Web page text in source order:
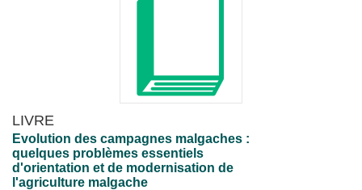
LIVRE
Evolution des campagnes malgaches :
quelques problèmes essentiels
d'orientation et de modernisation de
l'agriculture malgache